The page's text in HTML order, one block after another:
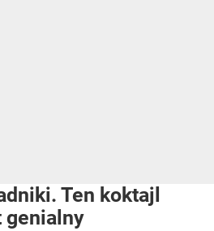
Ten koktajl
genialny